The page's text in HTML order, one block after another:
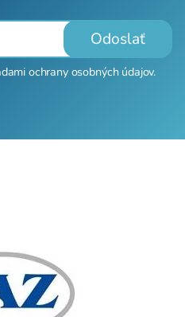
Odoslať
ochrany osobných údajov.